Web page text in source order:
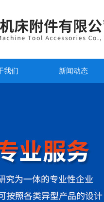
我们 新闻动态